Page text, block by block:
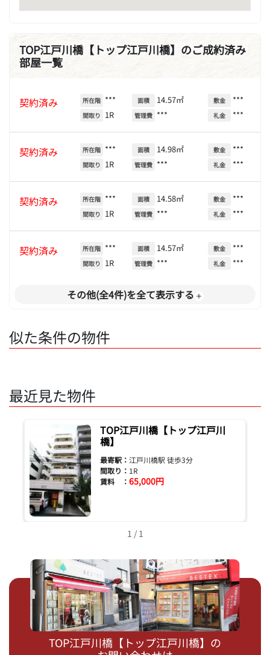
TOP江戸川橋【トップ江戸川橋】のご成約済み
部屋一覧
契約済み 所在階 ***
間取り 1R
面積 14.57㎡
管理費 ***
敷金 ***
礼金 ***
契約済み 所在階 ***
間取り 1R
面積 14.98㎡
管理費 ***
敷金 ***
礼金 ***
契約済み 所在階 ***
間取り 1R
面積 14.58㎡
管理費 ***
敷金 ***
礼金 ***
契約済み 所在階 ***
間取り 1R
面積 14.57㎡
管理費 ***
敷金 ***
礼金 ***
その他(全4件)を全て表示する
似た条件の物件
最近見た物件
TOP江戸川橋【トップ江戸川
橋】
最寄駅： 江戸川橋駅 徒歩3分
間取り： 1R
賃料 ： 65,000円
1 / 1
TOP江戸川橋【トップ江戸川橋】の